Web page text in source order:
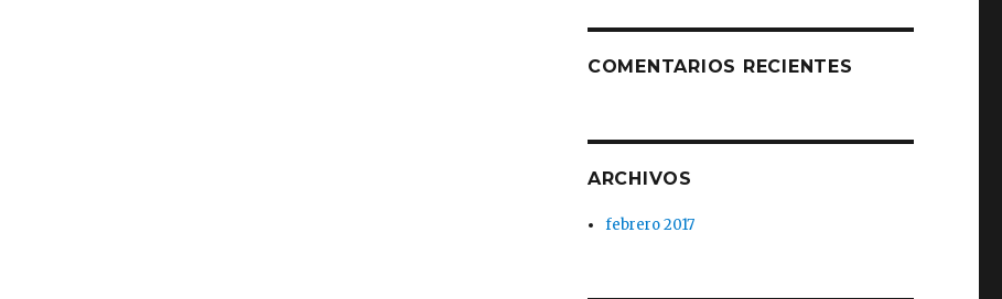
COMENTARIOS RECIENTES
ARCHIVOS
febrero 2017